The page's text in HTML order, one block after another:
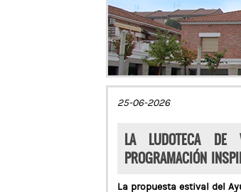
25-06-2026
LA LUDOTECA DE
PROGRAMACIÓN
La propuesta estival del